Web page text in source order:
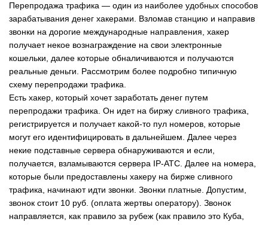
Перепродажа трафика — один из наиболее удобных способов
зарабатывания денег хакерами. Взломав станцию и направив
звонки на дорогие международные направления, хакер
получает некое вознаграждение на свои электронные
кошельки, далее которые обналичиваются и получаются
реальные деньги. Рассмотрим более подробно типичную
схему перепродажи трафика.
Есть хакер, который хочет заработать денег путем
перепродажи трафика. Он идет на биржу сливного трафика,
регистрируется и получает какой-то пул номеров, которые
могут его идентифицировать в дальнейшем. Далее через
некие подставные сервера обнаруживаются и если,
получается, взламываются сервера IP-ATC. Далее на номера,
которые были предоставлены хакеру на бирже сливного
трафика, начинают идти звонки. Звонки платные. Допустим,
звонок стоит 10 руб. (оплата жертвы оператору). Звонок
направляется, как правило за рубеж (как правило это Куба,